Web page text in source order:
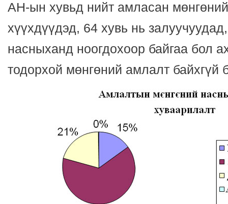
АН-ын хувьд нийт амласан
хүүхдүүдэд, 64 хувь нь
насныханд ноогдохоор байгаа бол
тодорхой мөнгөний амлалт байхгүй